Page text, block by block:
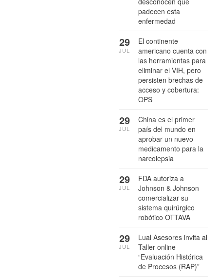
padecen esta
enfermedad
El continente
americano cuenta con
las herramientas para
eliminar el VIH, pero
persisten brechas de
acceso y cobertura:
OPS
29
JUL
China es el primer
país del mundo en
aprobar un nuevo
medicamento para la
narcolepsia
29
JUL
FDA autoriza a
Johnson & Johnson
comercializar su
sistema quirúrgico
robótico OTTAVA
29
JUL
Lual Asesores invita al
Taller online
“Evaluación Histórica
de Procesos (RAP)”
29
JUL